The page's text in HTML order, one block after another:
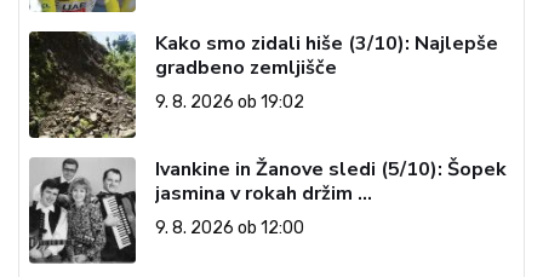
Kako smo zidali hiše (3/10): Najlepše
gradbeno zemljišče
9. 8. 2026 ob 19:02
Ivankine in Žanove sledi (5/10): Šopek
jasmina v rokah držim …
9. 8. 2026 ob 12:00